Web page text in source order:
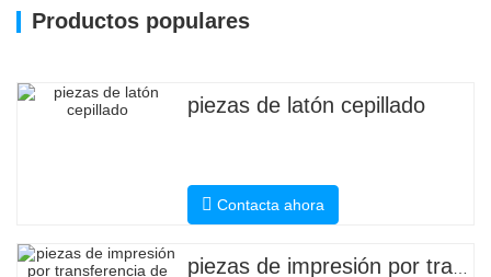
Productos populares
piezas de latón cepillado
Contacta ahora